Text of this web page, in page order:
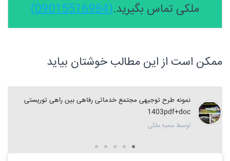
ملکی تماس بگیرید.(09015516984)
ممکن است از این مطالب خوشتان بیاید
نمونه طرح توجیهی مجتمع خدماتی رفاهی بین راهی توریستی
1403pdf+doc
توسط سمیه ملکی